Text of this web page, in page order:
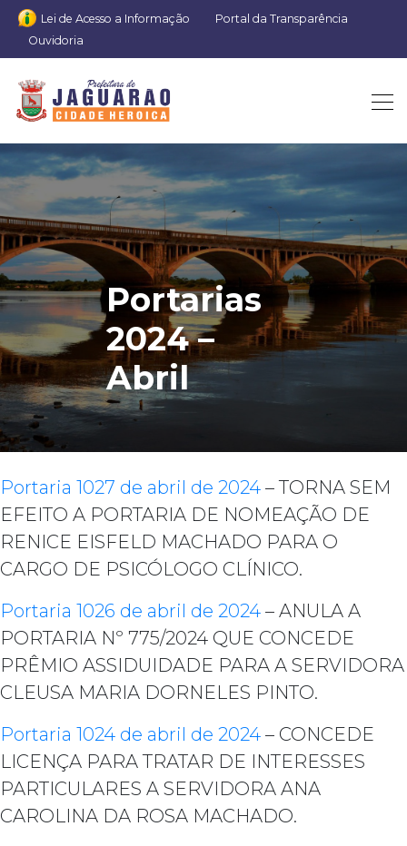
Lei de Acesso a Informação
Portal da Transparência
Ouvidoria
Portarias
2024 –
Abril
Portaria 1027 de abril de 2024 – TORNA SEM
EFEITO A PORTARIA DE NOMEAÇÃO DE
RENICE EISFELD MACHADO PARA O
CARGO DE PSICÓLOGO CLÍNICO.
Portaria 1026 de abril de 2024 – ANULA A
PORTARIA Nº 775/2024 QUE CONCEDE
PRÊMIO ASSIDUIDADE PARA A SERVIDORA
CLEUSA MARIA DORNELES PINTO.
Portaria 1024 de abril de 2024 – CONCEDE
LICENÇA PARA TRATAR DE INTERESSES
PARTICULARES A SERVIDORA ANA
CAROLINA DA ROSA MACHADO.